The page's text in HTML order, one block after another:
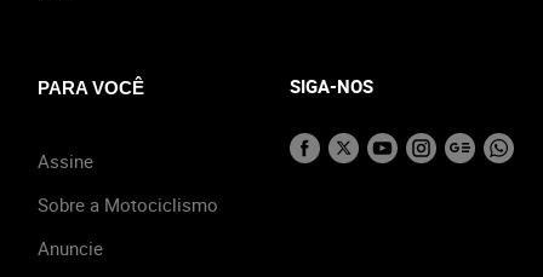
PARA VOCÊ
Assine
Sobre a Motociclismo
Anuncie
SIGA-NOS